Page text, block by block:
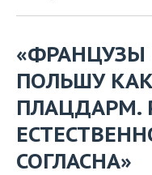
ВОДНЫЕ ВИДЫ
ХОККЕЙ С МЯЧОМ
ОБРАЗОВАНИЕ
ПРОИСШЕСТВИЯ
ПОЛЬШУ
ПЛАЦДАРМ.
СОГЛАСНА»